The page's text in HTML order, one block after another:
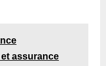
assurance